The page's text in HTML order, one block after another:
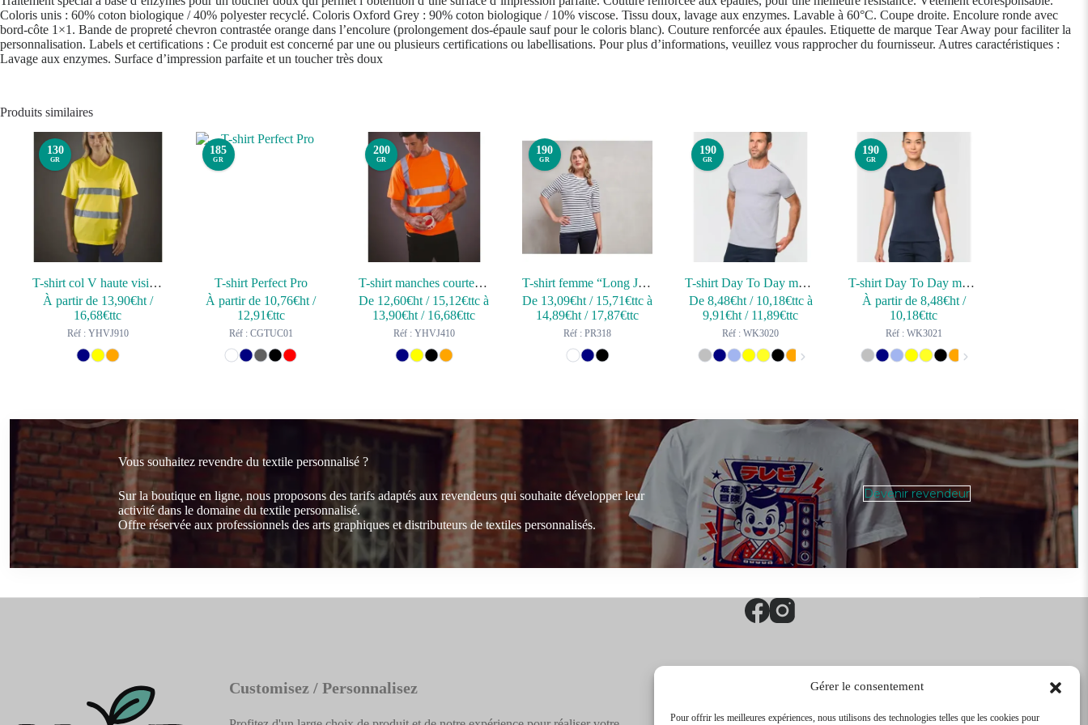
Gérer le consentement
Pour offrir les meilleures expériences, nous utilisons des technologies telles que les cookies pour
Coloris unis : 60% coton biologique / 40% polyester recyclé. Coloris Oxford Grey : 90% coton biologique / 10% viscose. Tissu doux, lavage aux enzymes. Lavable à 60°C. Coupe droite. Encolure ronde avec
bord-côte 1×1. Bande de propreté chevron contrastée orange dans l’encolure (prolongement dos-épaule sauf pour le coloris blanc). Couture renforcée aux épaules. Etiquette de marque Tear Away pour faciliter la
personnalisation. Labels et certifications : Ce produit est concerné par une ou plusieurs certifications ou labellisations. Pour plus d’informations, veuillez vous rapprocher du fournisseur. Autres caractéristiques :
Lavage aux enzymes. Surface d’impression parfaite et un toucher très doux
Produits similaires
130
GR
T-shirt col V haute visibilité Top Cool
À partir de 13,90€ht/
16,68€ttc
Réf : YHVJ910
185
GR
T-shirt Perfect Pro
À partir de 10,76€ht /
12,91€ttc
Réf : CGTUC01
200
GR
T-shirt manches courtes haute visibilité
De 12,60€ht / 15,12€ttc à
13,90€ht / 16,68€ttc
Réf : YHVJ410
190
GR
T-shirt femme “Long John”
De 13,09€ht / 15,71€ttc à
14,89€ht / 17,87€ttc
Réf : PR318
190
GR
T-shirt Day To Day manches courtes homme
De 8,48€ht/ 10,18€ttcà
9,91€ht / 11,89€ttc
Réf : WK3020
190
GR
T-shirt Day To Day manches courtes femme
À partir de 8,48€ht/
10,18€ttc
Réf : WK3021
Vous souhaitez revendre du textile personnalisé ?
Sur la boutique en ligne, nous proposons des tarifs adaptés aux revendeurs qui souhaite développer leur
activité dans le domaine du textile personnalisé.
Offre réservée aux professionnels des arts graphiques et distributeurs de textiles personnalisés.
Devenir revendeur
Customisez / Personnalisez